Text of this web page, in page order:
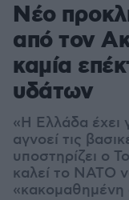
Νέο
από τον
καμία
υδάτων
«Η Ελλάδα έχει
αγνοεί τις
υποστηρίζει ο
καλεί το ΝΑΤΟ